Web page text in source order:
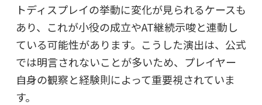
トディスプレイの挙動に変化が見られるケースも
あり、これが小役の成立やAT継続示唆と連動し
ている可能性があります。こうした演出は、公式
では明言されないことが多いため、プレイヤー
自身の観察と経験則によって重要視されていま
す。